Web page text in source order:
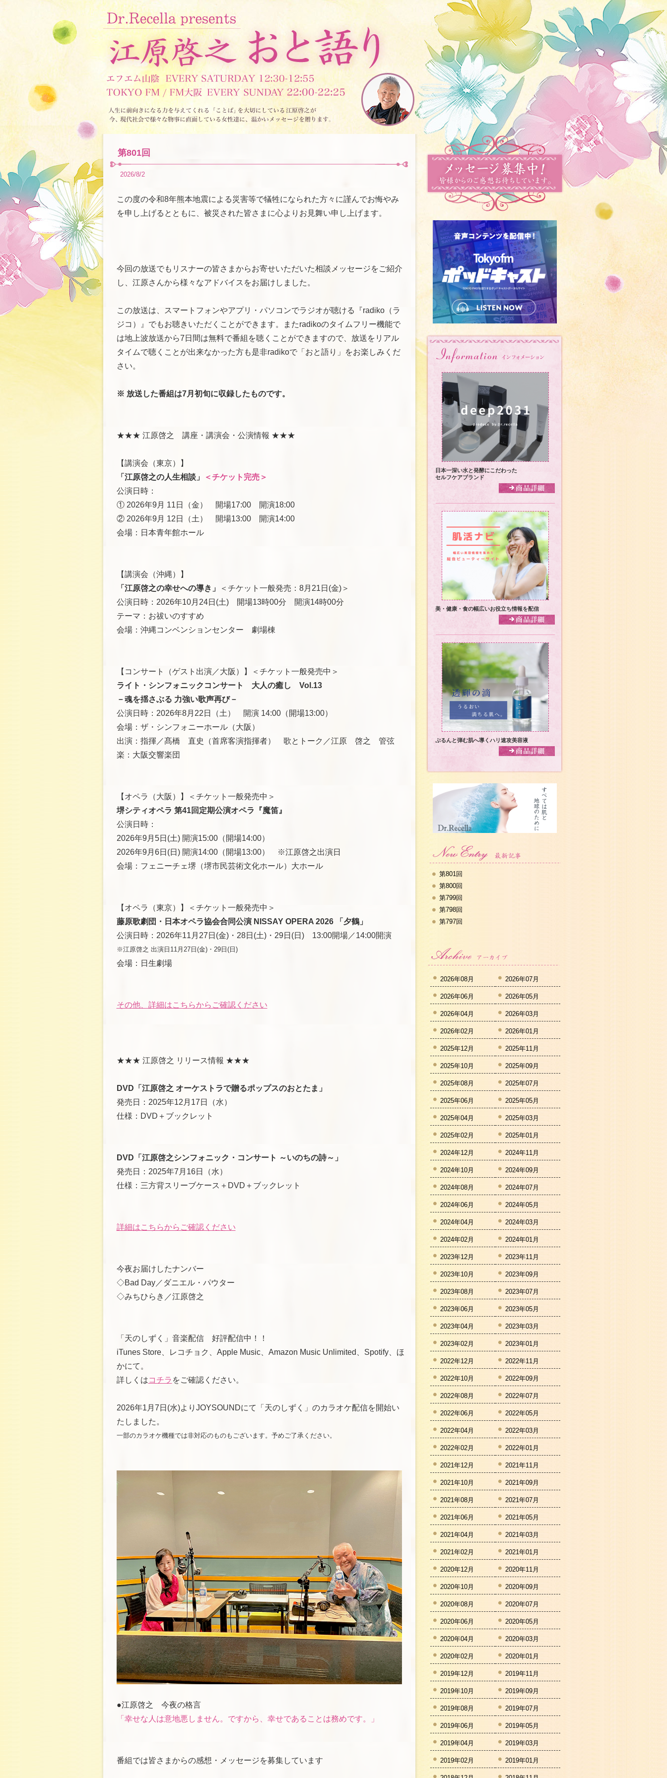
第801回
2026/8/2
この度の令和8年熊本地震による災害等で犠牲になられた方々に謹んでお悔やみ
を申し上げるとともに、被災された皆さまに心よりお見舞い申し上げます。
今回の放送でもリスナーの皆さまからお寄せいただいた相談メッセージをご紹介
し、江原さんから様々なアドバイスをお届けしました。
この放送は、スマートフォンやアプリ・パソコンでラジオが聴ける『radiko（ラ
ジコ）』でもお聴きいただくことができます。またradikoのタイムフリー機能で
は地上波放送から7日間は無料で番組を聴くことができますので、放送をリアル
タイムで聴くことが出来なかった方も是非radikoで「おと語り」をお楽しみくだ
さい。
※ 放送した番組は7月初旬に収録したものです。
★★★ 江原啓之 講座・講演会・公演情報 ★★★
【講演会（東京）】
「江原啓之の人生相談」
＜チケット完売＞
公演日時：
① 2026年9月 11日（金） 開場17:00 開演18:00
② 2026年9月 12日（土） 開場13:00 開演14:00
会場：日本青年館ホール
【講演会（沖縄）】
「江原啓之の幸せへの導き」
＜チケット一般発売：8月21日(金)＞
公演日時：2026年10月24日(土) 開場13時00分 開演14時00分
テーマ：お祓いのすすめ
会場：沖縄コンベンションセンター 劇場棟
【コンサート（ゲスト出演／大阪）】＜チケット一般発売中＞
ライト・シンフォニックコンサート 大人の癒し Vol.13
－魂を揺さぶる 力強い歌声再び－
公演日時：2026年8月22日（土） 開演 14:00（開場13:00）
会場：ザ・シンフォニーホール（大阪）
出演：指揮／髙橋 直史（首席客演指揮者） 歌とトーク／江原 啓之 管弦
楽：大阪交響楽団
【オペラ（大阪）】＜チケット一般発売中＞
堺シティオペラ 第41回定期公演オペラ『魔笛』
公演日時：
2026年9月5日(土) 開演15:00（開場14:00）
2026年9月6日(日) 開演14:00（開場13:00） ※江原啓之出演日
会場：フェニーチェ堺（堺市民芸術文化ホール）大ホール
【オペラ（東京）】＜チケット一般発売中＞
藤原歌劇団・日本オペラ協会合同公演 NISSAY OPERA 2026 「夕鶴」
公演日時：2026年11月27日(金)・28日(土)・29日(日) 13:00開場／14:00開演
※江原啓之 出演日11月27日(金)・29日(日)
会場：日生劇場
その他、詳細はこちらからご確認ください
★★★ 江原啓之 リリース情報 ★★★
DVD「江原啓之 オーケストラで贈るポップスのおとたま」
発売日：2025年12月17日（水）
仕様：DVD＋ブックレット
DVD「江原啓之シンフォニック・コンサート ～いのちの詩～」
発売日：2025年7月16日（水）
仕様：三方背スリーブケース＋DVD＋ブックレット
詳細はこちらからご確認ください
今夜お届けしたナンバー
◇Bad Day／ダニエル・パウター
◇みちひらき／江原啓之
「天のしずく」音楽配信 好評配信中！！
iTunes Store、レコチョク、Apple Music、Amazon Music Unlimited、Spotify、ほ
かにて。
詳しくはコチラ をご確認ください。
2026年1月7日(水)よりJOYSOUNDにて「天のしずく」のカラオケ配信を開始い
たしました。
一部のカラオケ機種では非対応のものもございます。予めご了承ください。
●江原啓之 今夜の格言
「幸せな人は意地悪しません。ですから、幸せであることは務めです。」
番組では皆さまからの感想・メッセージを募集しています
日本一深い水と発酵にこだわった
セルフケアブランド
美・健康・食の幅広いお役立ち情報を配信
ぷるんと弾む肌へ導くハリ速攻美容液
第801回
第800回
第799回
第798回
第797回
2026年08月 2026年07月
2026年06月 2026年05月
2026年04月 2026年03月
2026年02月 2026年01月
2025年12月 2025年11月
2025年10月 2025年09月
2025年08月 2025年07月
2025年06月 2025年05月
2025年04月 2025年03月
2025年02月 2025年01月
2024年12月 2024年11月
2024年10月 2024年09月
2024年08月 2024年07月
2024年06月 2024年05月
2024年04月 2024年03月
2024年02月 2024年01月
2023年12月 2023年11月
2023年10月 2023年09月
2023年08月 2023年07月
2023年06月 2023年05月
2023年04月 2023年03月
2023年02月 2023年01月
2022年12月 2022年11月
2022年10月 2022年09月
2022年08月 2022年07月
2022年06月 2022年05月
2022年04月 2022年03月
2022年02月 2022年01月
2021年12月 2021年11月
2021年10月 2021年09月
2021年08月 2021年07月
2021年06月 2021年05月
2021年04月 2021年03月
2021年02月 2021年01月
2020年12月 2020年11月
2020年10月 2020年09月
2020年08月 2020年07月
2020年06月 2020年05月
2020年04月 2020年03月
2020年02月 2020年01月
2019年12月 2019年11月
2019年10月 2019年09月
2019年08月 2019年07月
2019年06月 2019年05月
2019年04月 2019年03月
2019年02月 2019年01月